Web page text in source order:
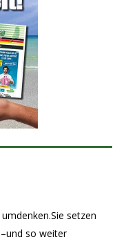
setzen
so weiter